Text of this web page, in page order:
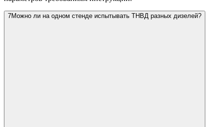
7Можно ли на одном стенде испытывать ТНВД разных дизелей?